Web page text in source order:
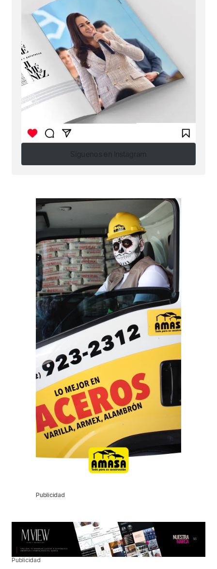
Síguenos en Instagram
Publicidad
Publicidad